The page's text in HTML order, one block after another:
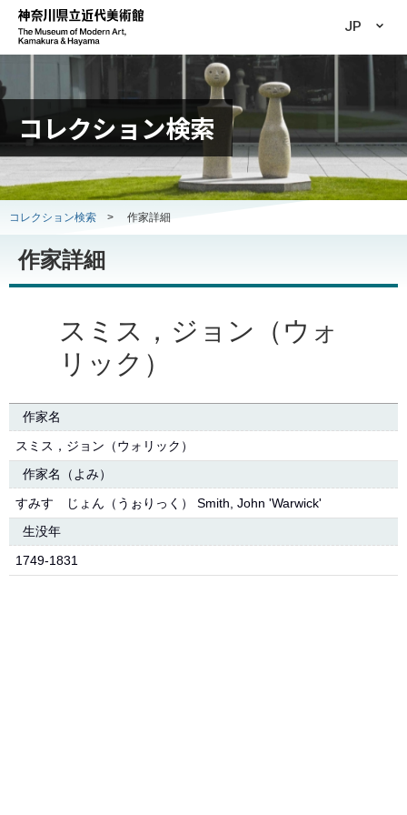
JP
コレクション検索
コレクション検索 > 作家詳細
作家詳細
スミス，ジョン（ウォ
リック）
作家名
スミス，ジョン（ウォリック）
作家名（よみ）
すみす じょん（うぉりっく） Smith, John 'Warwick'
生没年
1749-1831